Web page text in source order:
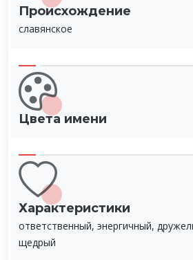
Происхождение
славянское
Цвета имени
Характеристики
ответственный, энергичный,
щедрый